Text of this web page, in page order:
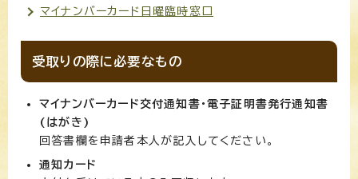
マイナンバーカード日曜臨時窓口
受取りの際に必要なもの
マイナンバーカード交付通知書・電子証明書発行通知書
(はがき)
回答書欄を申請者本人が記入してください。
通知カード